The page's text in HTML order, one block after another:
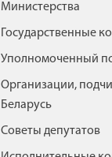
Министерства
Государственные
Уполномоченный
Организации,
Беларусь
Советы депутатов